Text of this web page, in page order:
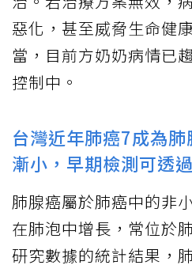
惡化，甚至威脅生命健
當，目前方奶奶病情已
控制中。
台灣近年肺癌7成為
漸小，早期檢測可透
肺腺癌屬於肺癌中的非
在肺泡中增長，常位於
研究數據的統計結果，